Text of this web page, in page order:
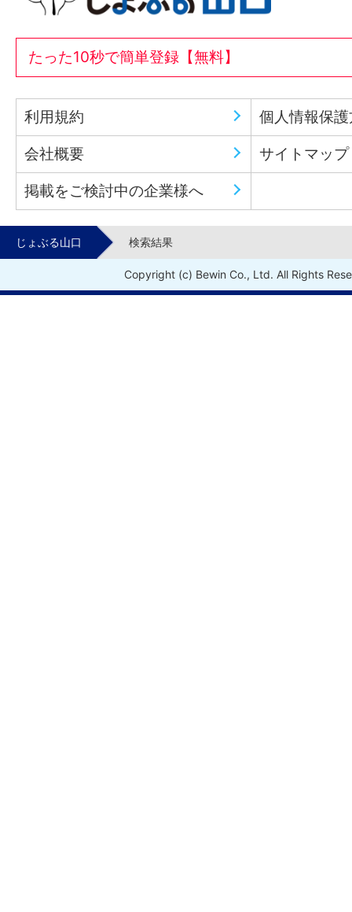
たった10秒で簡単登録【無料】
利用規約 個人情報保
会社概要 サイトマップ
掲載をご検討中の企業様へ
じょぶる山口 検索結果
Copyright (c) Bewin Co., Ltd. All Rights